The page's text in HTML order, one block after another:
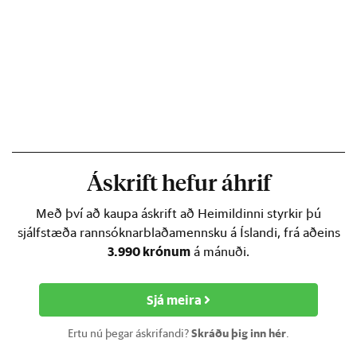
Áskrift hefur áhrif
Með því að kaupa áskrift að Heimildinni styrkir þú
sjálfstæða rannsóknarblaðamennsku á Íslandi, frá aðeins
3.990 krónum á mánuði.
Sjá meira
Ertu nú þegar áskrifandi?Skráðu þig inn hér.